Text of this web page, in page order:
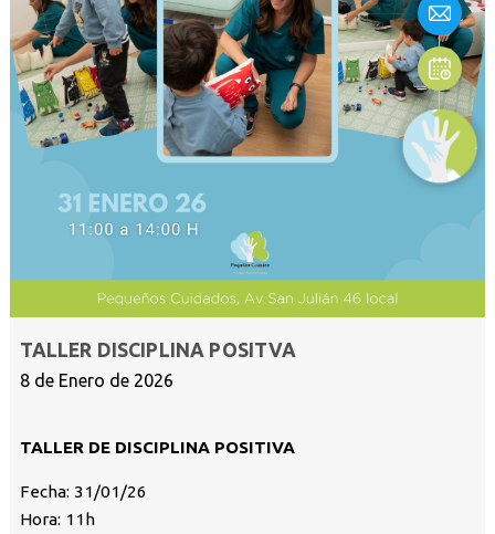
TALLER DISCIPLINA POSITVA
8 de Enero de 2026
TALLER DE DISCIPLINA POSITIVA
Fecha: 31/01/26
Hora: 11h